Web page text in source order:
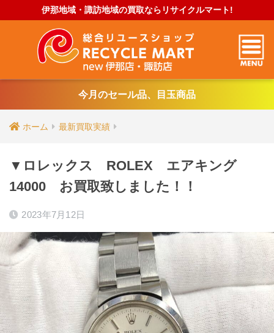
伊那地域・諏訪地域の買取ならリサイクルマート!
今月のセール品、目玉商品
ホーム 最新買取実績
▼ロレックス ROLEX エアキング
14000 お買取致しました！！
2023年7月12日